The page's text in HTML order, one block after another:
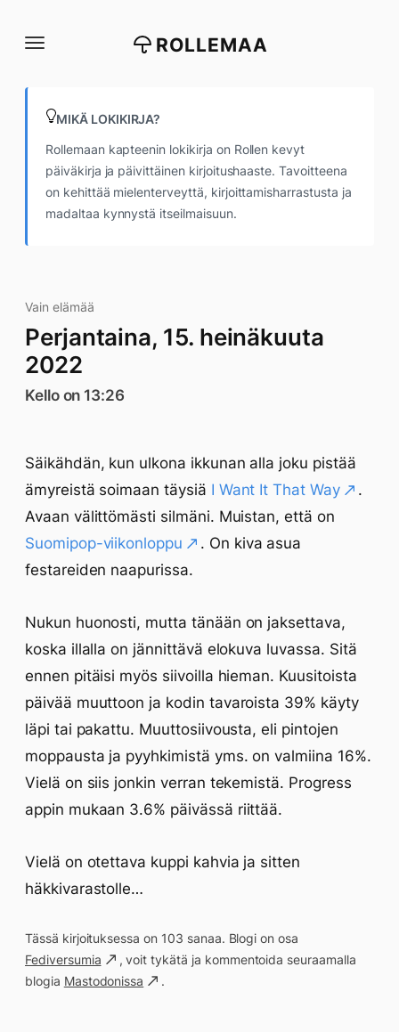
suoraan
ROLLEMAA
MIKÄ LOKIKIRJA?
Rollemaan kapteenin lokikirja on Rollen kevyt
päiväkirja ja päivittäinen kirjoitushaaste. Tavoitteena
on kehittää mielenterveyttä, kirjoittamisharrastusta ja
madaltaa kynnystä itseilmaisuun.
Vain elämää
Perjantaina, 15. heinäkuuta
2022
Kello on 13:26
Säikähdän, kun ulkona ikkunan alla joku pistää
ämyreistä soimaan täysiä I Want It That Way
.
Avaan välittömästi silmäni. Muistan, että on
Suomipop-viikonloppu
. On kiva asua
festareiden naapurissa.
Nukun huonosti, mutta tänään on jaksettava,
koska illalla on jännittävä elokuva luvassa. Sitä
ennen pitäisi myös siivoilla hieman. Kuusitoista
päivää muuttoon ja kodin tavaroista 39% käyty
läpi tai pakattu. Muuttosiivousta, eli pintojen
moppausta ja pyyhkimistä yms. on valmiina 16%.
Vielä on siis jonkin verran tekemistä. Progress
appin mukaan 3.6% päivässä riittää.
Vielä on otettava kuppi kahvia ja sitten
häkkivarastolle…
Tässä kirjoituksessa on 103 sanaa. Blogi on osa
Fediversumia
, voit tykätä ja kommentoida seuraamalla
blogia Mastodonissa .